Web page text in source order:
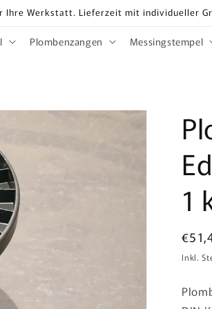
Ihre Werkstatt. Lieferzeit mit individueller
Plombenzangen Messingstempel
1
Preis
Inkl.